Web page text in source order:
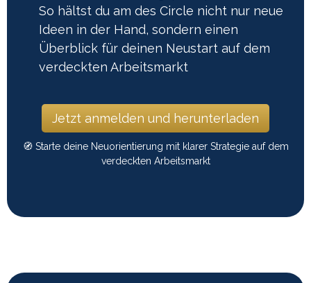
So hältst du am des Circle nicht nur neue
Ideen in der Hand, sondern einen
Überblick für deinen Neustart auf dem
verdeckten Arbeitsmarkt
Jetzt anmelden und herunterladen
🧭 Starte deine Neuorientierung mit klarer Strategie auf dem
verdeckten Arbeitsmarkt